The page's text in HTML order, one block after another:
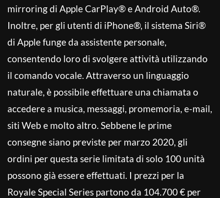
mirroring di Apple CarPlay® e Android Auto®.
Inoltre, per gli utenti di iPhone®, il sistema Siri®
di Apple funge da assistente personale,
consentendo loro di svolgere attività utilizzando
il comando vocale. Attraverso un linguaggio
naturale, è possibile effettuare una chiamata o
accedere a musica, messaggi, promemoria, e-mail,
siti Web e molto altro. Sebbene le prime
consegne siano previste per marzo 2020, gli
ordini per questa serie limitata di solo 100 unità
possono già essere effettuati. I prezzi per la
Royale Special Series partono da 104.700 € per